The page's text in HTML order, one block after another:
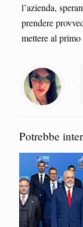
l’azienda,
prendere
mettere al
Potrebbe